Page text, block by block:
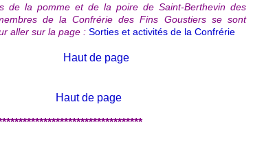
de la pomme et de la poire de Saint-Berthevin des
de la Confrérie des Fins Goustiers se sont
aller sur la page : Sorties et activités de la Confrérie
Haut de page
Haut de page